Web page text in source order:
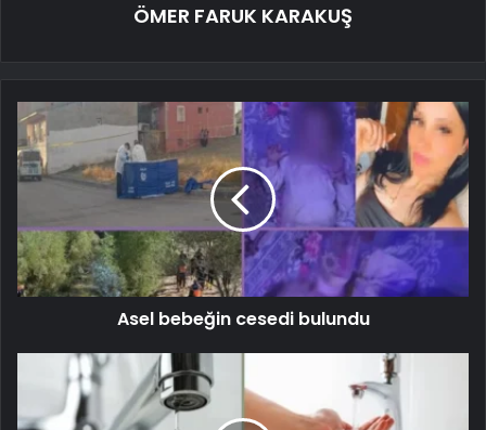
ÖMER FARUK KARAKUŞ
Asel bebeğin cesedi bulundu